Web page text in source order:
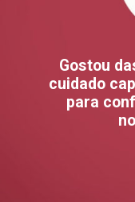
Gostou
cuidado
para